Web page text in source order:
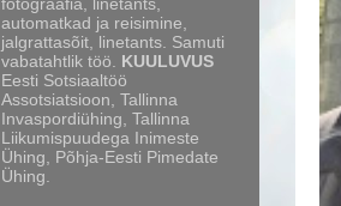
automatkad ja reisimine,
jalgrattasõit, linetants. Samuti
vabatahtlik töö. KUULUVUS
Eesti Sotsiaaltöö
Assotsiatsioon, Tallinna
Invaspordiühing, Tallinna
Liikumispuudega Inimeste
Ühing, Põhja-Eesti Pimedate
Ühing.